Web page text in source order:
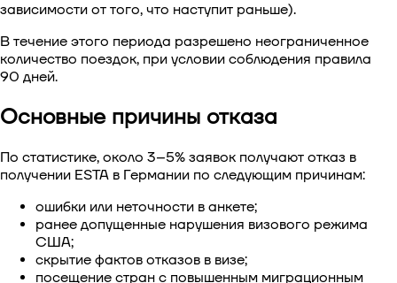
зависимости от того, что наступит раньше).
В течение этого периода разрешено неограниченное
количество поездок, при условии соблюдения правила
90 дней.
Основные причины отказа
По статистике, около 3–5% заявок получают отказ в
получении ESTA в Германии по следующим причинам:
ошибки или неточности в анкете;
ранее допущенные нарушения визового режима
США;
скрытие фактов отказов в визе;
посещение стран с повышенным миграционным